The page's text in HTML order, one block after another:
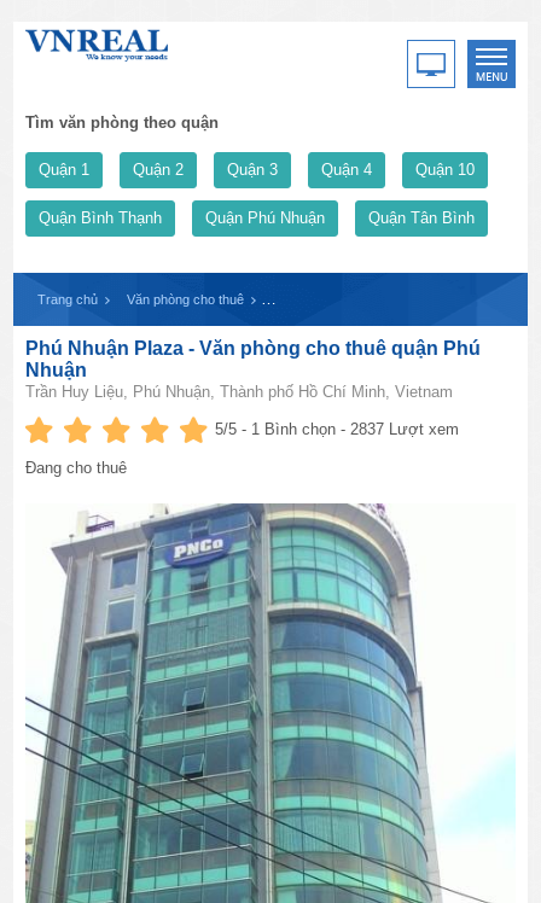
Tìm văn phòng theo quận
Quận 1 Quận 2 Quận 3 Quận 4 Quận 10
Quận Bình Thạnh Quận Phú Nhuận Quận Tân Bình
Trang chủ Văn phòng cho thuê
Phú Nhuận Plaza - Văn phòng cho thuê quận Phú
Nhuận
Trần Huy Liệu, Phú Nhuận, Thành phố Hồ Chí Minh, Vietnam
5/5 - 1 Bình chọn - 2837 Lượt xem
Đang cho thuê